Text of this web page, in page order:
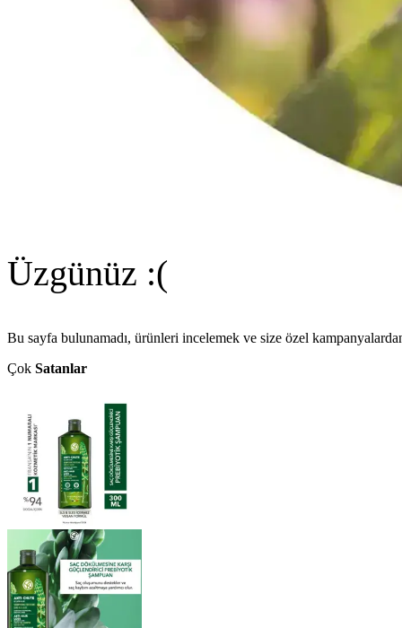
Üzgünüz :(
Bu sayfa bulunamadı, ürünleri incelemek ve size özel
Çok Satanlar